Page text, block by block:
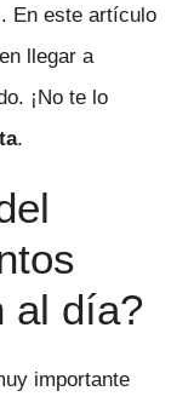
En este artículo
llegar a
¡No te lo
.
al día?
importante